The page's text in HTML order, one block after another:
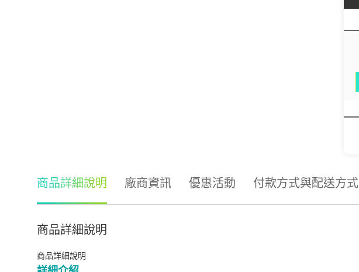
商品詳細說明 廠商資訊 優惠活動 付款方式與配送方式
商品詳細說明
商品詳細說明